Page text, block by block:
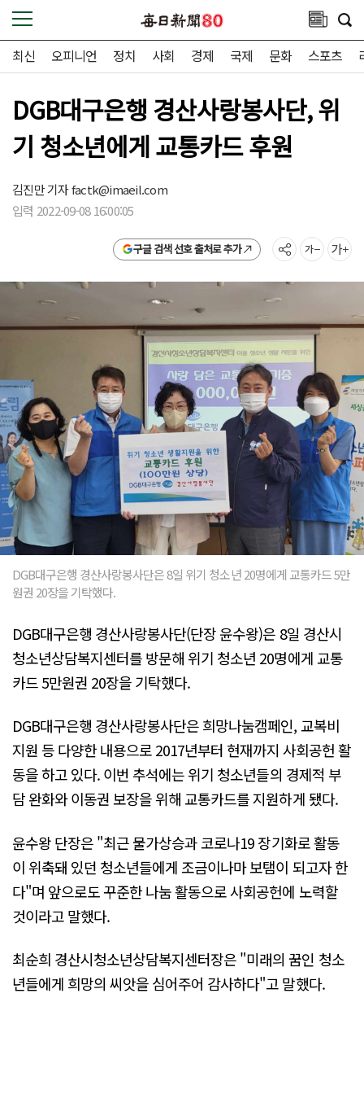
최신 오피니언 정치 사회 경제 국제 문화 스포츠
DGB대구은행 경산사랑봉사단, 위
기 청소년에게 교통카드 후원
김진만 기자factk@imaeil.com
입력 2022-09-08 16:00:05
구글 검색 선호 출처로 추가
DGB대구은행 경산사랑봉사단은 8일 위기 청소년 20명에게 교통카드 5만
원권 20장을 기탁했다.
DGB대구은행 경산사랑봉사단(단장 윤수왕)은 8일 경산시
청소년상담복지센터를 방문해 위기 청소년 20명에게 교통
카드 5만원권 20장을 기탁했다.
DGB대구은행 경산사랑봉사단은 희망나눔캠페인, 교복비
지원 등 다양한 내용으로 2017년부터 현재까지 사회공헌 활
동을 하고 있다. 이번 추석에는 위기 청소년들의 경제적 부
담 완화와 이동권 보장을 위해 교통카드를 지원하게 됐다.
윤수왕 단장은 "최근 물가상승과 코로나19 장기화로 활동
이 위축돼 있던 청소년들에게 조금이나마 보탬이 되고자 한
다"며 앞으로도 꾸준한 나눔 활동으로 사회공헌에 노력할
것이라고 말했다.
최순희 경산시청소년상담복지센터장은 "미래의 꿈인 청소
년들에게 희망의 씨앗을 심어주어 감사하다"고 말했다.